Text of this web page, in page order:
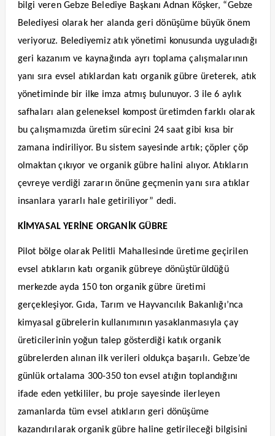
bilgi veren Gebze Belediye Başkanı Adnan Köşker, “Gebze
Belediyesi olarak her alanda geri dönüşüme büyük önem
veriyoruz. Belediyemiz atık yönetimi konusunda uyguladığı
geri kazanım ve kaynağında ayrı toplama çalışmalarının
yanı sıra evsel atıklardan katı organik gübre üreterek, atık
yönetiminde bir ilke imza atmış bulunuyor. 3 ile 6 aylık
safhaları alan geleneksel kompost üretimden farklı olarak
bu çalışmamızda üretim sürecini 24 saat gibi kısa bir
zamana indiriliyor. Bu sistem sayesinde artık; çöpler çöp
olmaktan çıkıyor ve organik gübre halini alıyor. Atıkların
çevreye verdiği zararın önüne geçmenin yanı sıra atıklar
insanlara yararlı hale getiriliyor” dedi.
KİMYASAL YERİNE ORGANİK GÜBRE
Pilot bölge olarak Pelitli Mahallesinde üretime geçirilen
evsel atıkların katı organik gübreye dönüştürüldüğü
merkezde ayda 150 ton organik gübre üretimi
gerçekleşiyor. Gıda, Tarım ve Hayvancılık Bakanlığı’nca
kimyasal gübrelerin kullanımının yasaklanmasıyla çay
üreticilerinin yoğun talep gösterdiği katık organik
gübrelerden alınan ilk verileri oldukça başarılı. Gebze’de
günlük ortalama 300-350 ton evsel atığın toplandığını
ifade eden yetkililer, bu proje sayesinde ilerleyen
zamanlarda tüm evsel atıkların geri dönüşüme
kazandırılarak organik gübre haline getirileceği bilgisini